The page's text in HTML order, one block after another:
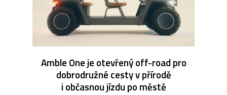
Amble One je otevřený off-road pro
dobrodružné cesty v přírodě
i občasnou jízdu po městě